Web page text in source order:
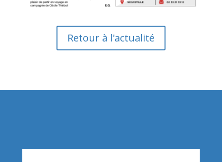
Retour à l'actualité